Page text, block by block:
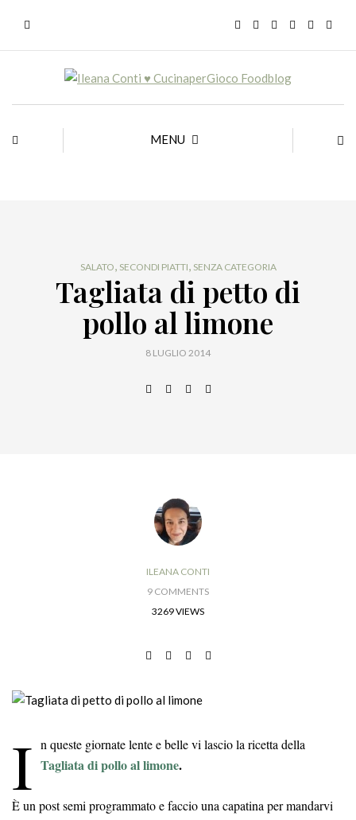
MENU
SALATO, SECONDI PIATTI, SENZA CATEGORIA
Tagliata di petto di
pollo al limone
8 LUGLIO 2014
ILEANA CONTI
9 COMMENTS
3269 VIEWS
I n queste giornate lente e belle vi lascio la ricetta della
Tagliata di pollo al limone.
È un post semi programmato e faccio una capatina per mandarvi